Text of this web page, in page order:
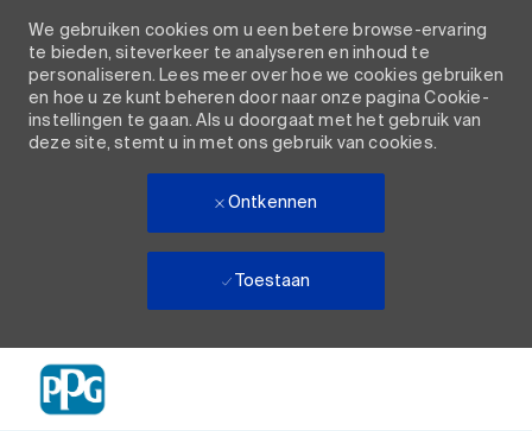
We gebruiken cookies om u een betere browse-ervaring
te bieden, siteverkeer te analyseren en inhoud te
personaliseren. Lees meer over hoe we cookies gebruiken
en hoe u ze kunt beheren door naar onze pagina Cookie-
instellingen te gaan. Als u doorgaat met het gebruik van
deze site, stemt u in met ons gebruik van cookies.
Ontkennen
Toestaan